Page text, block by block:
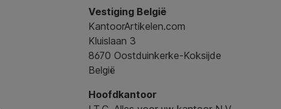
Vestiging België
KantoorArtikelen.com
Kluislaan 3
8670 Oostduinkerke-Koksijde
België
Hoofdkantoor